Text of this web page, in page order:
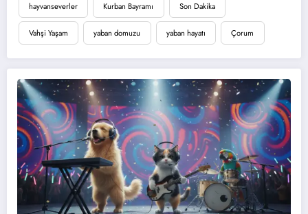
hayvanseverler Kurban Bayramı Son Dakika
Vahşi Yaşam yaban domuzu yaban hayatı Çorum